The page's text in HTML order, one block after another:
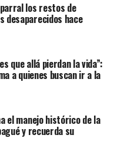
los restos de
desaparecidos hace
que allá pierdan la vida”:
a quienes buscan ir a la
el manejo histórico de la
y recuerda su